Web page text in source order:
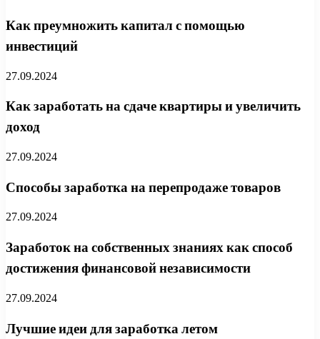
Как преумножить капитал с помощью
инвестиций
27.09.2024
Как заработать на сдаче квартиры и увеличить
доход
27.09.2024
Способы заработка на перепродаже товаров
27.09.2024
Заработок на собственных знаниях как способ
достижения финансовой независимости
27.09.2024
Лучшие идеи для заработка летом